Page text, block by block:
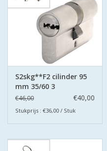
S2skg**F2 cilinder 95
mm 35/60 3
keersleutels
€46,00 €40,00
Stukprijs : €36,00 / Stuk